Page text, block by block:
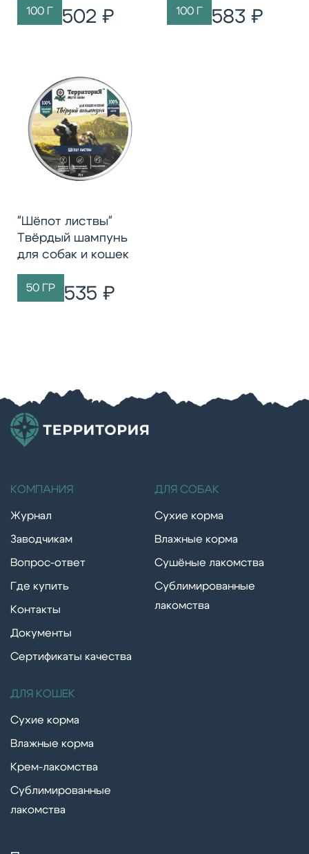
100 Г 502 ₽ 100 Г 583 ₽
"Шёпот листвы"
Твёрдый шампунь
для собак и кошек
50 ГР 535 ₽
КОМПАНИЯ
Журнал
Заводчикам
Вопрос-ответ
Где купить
Контакты
Документы
Сертификаты качества
ДЛЯ СОБАК
Сухие корма
Влажные корма
Сушёные лакомства
Сублимированные
лакомства
ДЛЯ КОШЕК
Сухие корма
Влажные корма
Крем-лакомства
Сублимированные
лакомства